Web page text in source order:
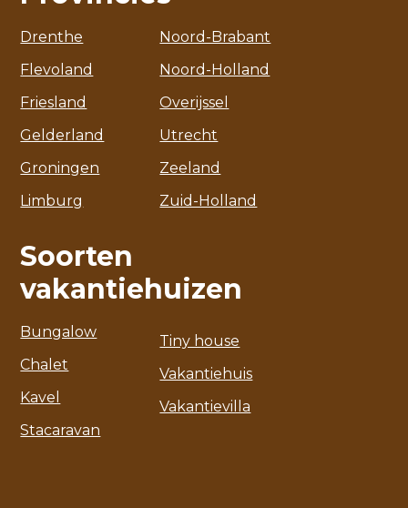
Drenthe
Flevoland
Friesland
Gelderland
Groningen
Limburg
Noord-Brabant
Noord-Holland
Overijssel
Utrecht
Zeeland
Zuid-Holland
Soorten
vakantiehuizen
Bungalow
Chalet
Kavel
Stacaravan
Tiny house
Vakantiehuis
Vakantievilla